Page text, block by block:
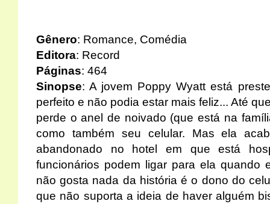
Gênero: Romance, Comédia
Editora: Record
Páginas: 464
Sinopse: A jovem Poppy Wyatt está
perfeito e não podia estar mais feliz... Até
perde o anel de noivado (que está na
como também seu celular. Mas ela
abandonado no hotel em que está
funcionários podem ligar para ela quando
não gosta nada da história é o dono do
que não suporta a ideia de haver alguém